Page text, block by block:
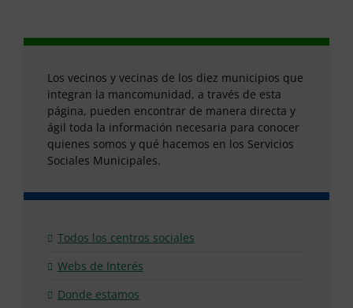
Los vecinos y vecinas de los diez municipios que
integran la mancomunidad, a través de esta
página, pueden encontrar de manera directa y
ágil toda la información necesaria para conocer
quienes somos y qué hacemos en los Servicios
Sociales Municipales.
Todos los centros sociales
Webs de Interés
Donde estamos